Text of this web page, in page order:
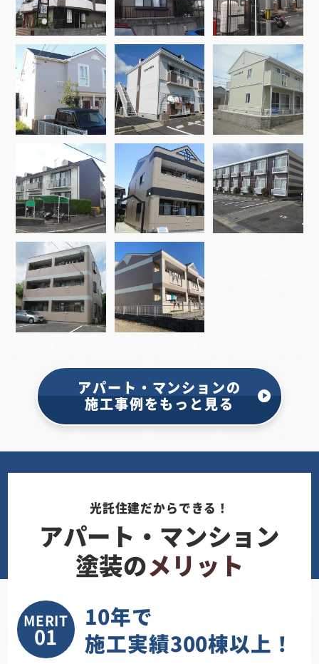
アパート・マンションの
施工事例をもっと見る
光託住建だからできる！
アパート・マンション
塗装のメリット
MERIT
01
10年で
施工実績300棟以上！